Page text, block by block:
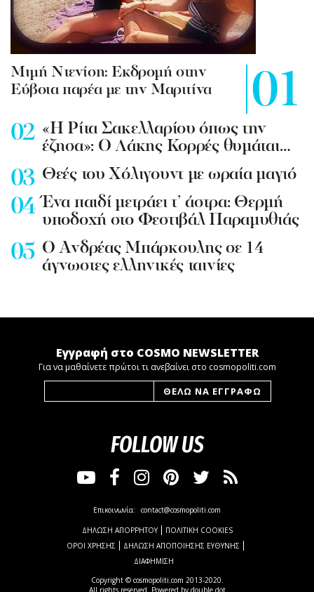
Mιμή Ντενίση: Εκδρομή στην
Εύβοια παρέα με την Μαριτίνα
«Η Ρίτα Σακελλαρίου όπως την
έζησα»: Ο Λάκης Κορρές θυμάται…
Θεές του Χόλιγουντ με ωραία μαγιό
Ένα παιδί μετράει τ’ άστρα: Θερμή
υποδοχή στο Φεστιβάλ Παραμυθιάς
Ο Ανδρέας Μπάρκουλης σε 14
άγνωστες ελληνικές ταινίες
Εγγραφή στο COSMO NEWSLETTER
Για να μαθαίνετε πρώτοι τι ανεβαίνει στο cosmopoliti.com
FOLLOW US
Copyright © cosmopoliti.com 2013-2020.
All rights reserved. Powered by double dot
Επικοινωνία: contact@cosmopoliti.com
ΔΗΛΩΣΗ ΑΠΟΡΡΗΤΟΥ
ΠΟΛΙΤΙΚΗ COOKIES
ΟΡΟΙ ΧΡΗΣΗΣ
ΔΗΛΩΣΗ ΑΠΟΠΟΙΗΣΗΣ ΕΥΘΥΝΗΣ
ΔΙΑΦΗΜΙΣΗ